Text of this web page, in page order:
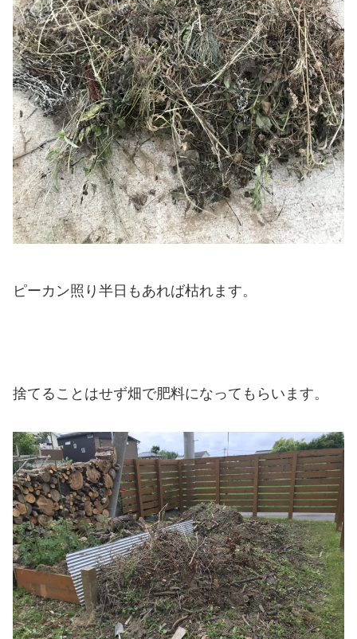
ピーカン照り半日もあれば枯れます。
捨てることはせず畑で肥料になってもらいます。